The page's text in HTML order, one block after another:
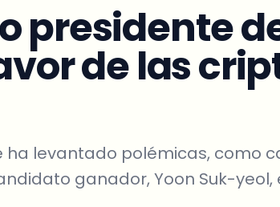
presidente
de las
ha levantado polémicas, como
ganador, Yoon Suk-yeol,